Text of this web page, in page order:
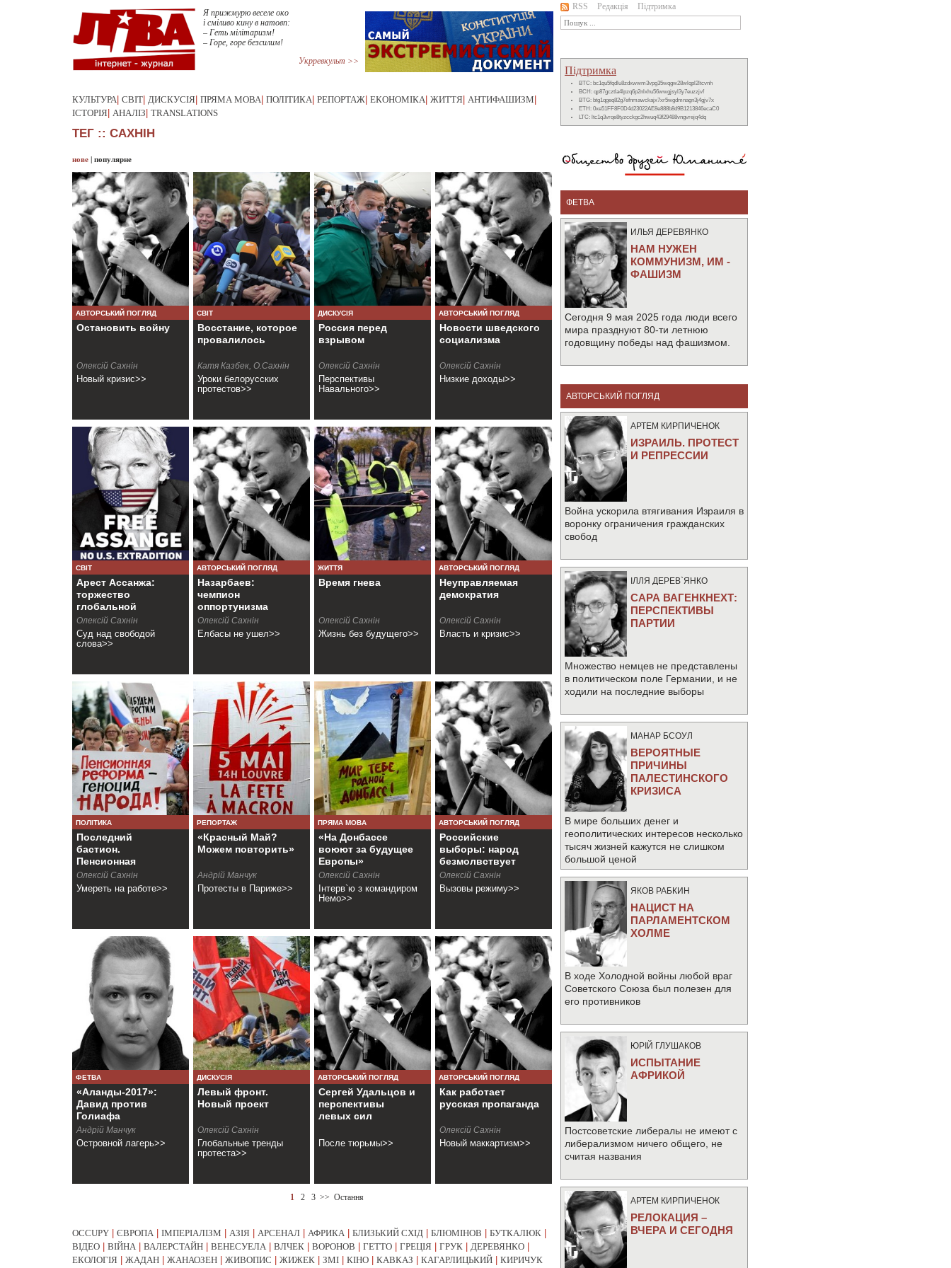
Я прижмурю веселе око
і сміливо кину в натовп:
– Геть мілітаризм!
– Горе, горе безсилим!
Укрревкульт >>
КУЛЬТУРА СВІТ ДИСКУСІЯ ПРЯМА МОВА ПОЛІТИКА РЕПОРТАЖ ЕКОНОМІКА ЖИТТЯ АНТИФАШИЗМ
ІСТОРІЯ АНАЛІЗ TRANSLATIONS
ТЕГ :: САХНІН
нове | популярне
АВТОРСЬКИЙ ПОГЛЯД
Остановить войну
Олексій Сахнін
Новый кризис>>
СВІТ
Восстание, которое
провалилось
Катя Казбек, О.Сахнін
Уроки белорусских
протестов>>
ДИСКУСІЯ
Россия перед
взрывом
Олексій Сахнін
Перспективы
Навального>>
АВТОРСЬКИЙ ПОГЛЯД
Новости шведского
социализма
Олексій Сахнін
Низкие доходы>>
СВІТ
Арест Ассанжа:
торжество
глобальной
реакции
Олексій Сахнін
Суд над свободой
слова>>
АВТОРСЬКИЙ ПОГЛЯД
Назарбаев:
чемпион
оппортунизма
Олексій Сахнін
Елбасы не ушел>>
ЖИТТЯ
Время гнева
Олексій Сахнін
Жизнь без будущего>>
АВТОРСЬКИЙ ПОГЛЯД
Неуправляемая
демократия
Олексій Сахнін
Власть и кризис>>
ПОЛІТИКА
Последний
бастион.
Пенсионная
реформа в России
Олексій Сахнін
Умереть на работе>>
РЕПОРТАЖ
«Красный Май?
Можем повторить»
Андрiй Манчук
Протесты в Париже>>
ПРЯМА МОВА
«На Донбассе
воюют за будущее
Европы»
Олексій Сахнін
Інтерв`ю з командиром
Немо>>
АВТОРСЬКИЙ ПОГЛЯД
Российские
выборы: народ
безмолвствует
Олексій Сахнін
Вызовы режиму>>
ФЕТВА
«Аланды-2017»:
Давид против
Голиафа
Андрій Манчук
Островной лагерь>>
ДИСКУСІЯ
Левый фронт.
Новый проект
Олексій Сахнін
Глобальные тренды
протеста>>
АВТОРСЬКИЙ ПОГЛЯД
Сергей Удальцов и
перспективы
левых сил
После тюрьмы>>
АВТОРСЬКИЙ ПОГЛЯД
Как работает
русская пропаганда
Олексій Сахнін
Новый маккартизм>>
1 2 3 >> Остання
OCCUPY ЄВРОПА ІМПЕРІАЛІЗМ АЗІЯ АРСЕНАЛ АФРИКА БЛИЗЬКИЙ СХІД БЛЮМІНОВ БУТКАЛЮК
ВІДЕО
ВІЙНА ВАЛЕРСТАЙН ВЕНЕСУЕЛА ВЛЧЕК ВОРОНОВ ГЕТТО ГРЕЦІЯ ГРУК ДЕРЕВЯНКО
ЕКОЛОГІЯ
ЖАДАН ЖАНАОЗЕН ЖИВОПИС ЖИЖЕК ЗМІ КІНО КАВКАЗ КАГАРЛИЦЬКИЙ КИРИЧУК
RSS Редакція Підтримка
Підтримка
BTC: bc1qu5fqdlu8zdxwwm3vpg35wqgw28wlqpl2ltcvnh
BCH: qp87gcztla4lpzq6p2nlxhu56wwgjsyl3y7euzzjvf
BTG: btg1qgeq82g7efnmawckajx7xr5wgdmnagn3j4gjv7x
ETH: 0xe51FF8F0D4d23022AE8e888b8d9B1213846ecaC0
LTC: ltc1q3vrqe8tyzcckgc2hwuq43f29488vngvrejq4dq
ФЕТВА
ИЛЬЯ ДЕРЕВЯНКО
НАМ НУЖЕН
КОММУНИЗМ, ИМ -
ФАШИЗМ
Сегодня 9 мая 2025 года люди всего
мира празднуют 80-ти летнюю
годовщину победы над фашизмом.
АВТОРСЬКИЙ ПОГЛЯД
АРТЕМ КИРПИЧЕНОК
ИЗРАИЛЬ. ПРОТЕСТ
И РЕПРЕССИИ
Война ускорила втягивания Израиля в
воронку ограничения гражданских
свобод
IЛЛЯ ДЕРЕВ`ЯНКО
САРА ВАГЕНКНЕХТ:
ПЕРСПЕКТИВЫ
ПАРТИИ
Множество немцев не представлены
в политическом поле Германии, и не
ходили на последние выборы
МАНАР БСОУЛ
ВЕРОЯТНЫЕ
ПРИЧИНЫ
ПАЛЕСТИНСКОГО
КРИЗИСА
В мире больших денег и
геополитических интересов несколько
тысяч жизней кажутся не слишком
большой ценой
ЯКОВ РАБКИН
НАЦИСТ НА
ПАРЛАМЕНТСКОМ
ХОЛМЕ
В ходе Холодной войны любой враг
Советского Союза был полезен для
его противников
ЮРIЙ ГЛУШАКОВ
ИСПЫТАНИЕ
АФРИКОЙ
Постсоветские либералы не имеют с
либерализмом ничего общего, не
считая названия
АРТЕМ КИРПИЧЕНОК
РЕЛОКАЦИЯ –
ВЧЕРА И СЕГОДНЯ